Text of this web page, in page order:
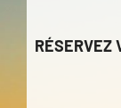
RÉSERVEZ